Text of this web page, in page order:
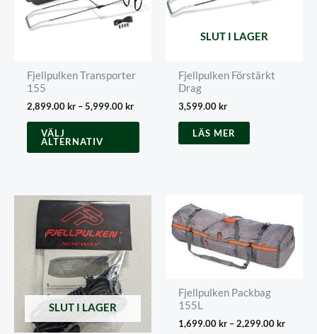
Fjellpulken Transporter
155
2,899.00kr – 5,999.00krPrisintervall:
5,999.00 kr
VÄLJ
ALTERNATIV
Den
produkten
varianter.
olika
alternativen
på
produktsidan
SLUT I LAGER
Fjellpulken Förstärkt
Drag
3,599.00kr
LÄS MER
SLUT I LAGER
Fjellpulken Packbag
155L
1,699.00kr – 2,299.00kr